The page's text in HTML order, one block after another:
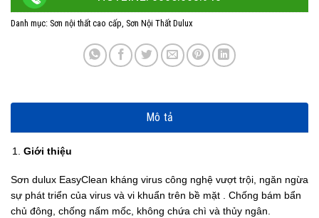
Danh mục: Sơn nội thất cao cấp, Sơn Nội Thất Dulux
Mô tả
Giới thiệu
Sơn dulux EasyClean kháng virus công nghệ vượt trội, ngăn ngừa
sự phát triển của virus và vi khuẩn trên bề mặt . Chống bám bẩn
chủ đông, chống nấm mốc, không chứa chì và thủy ngân.